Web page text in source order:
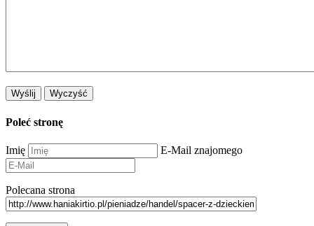
Poleć stronę
Imię E-Mail znajomego
Polecana strona